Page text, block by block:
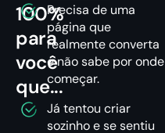
100%
para
você
que...
Precisa de uma
página que
realmente converta
e não sabe por onde
começar.
Já tentou criar
sozinho e se sentiu